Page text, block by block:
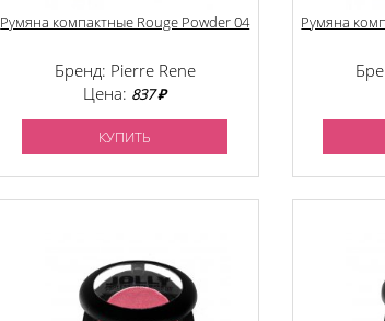
Румяна компактные Rouge Powder 04
Бренд: Pierre Rene
Цена: 837 ₽
КУПИТЬ
Румяна